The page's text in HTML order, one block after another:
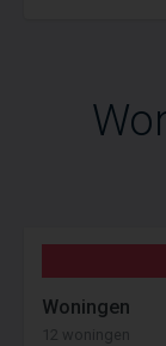
Woningen
12 woningen